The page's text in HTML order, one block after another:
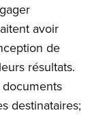
avoir
de
résultats.
destinataires;